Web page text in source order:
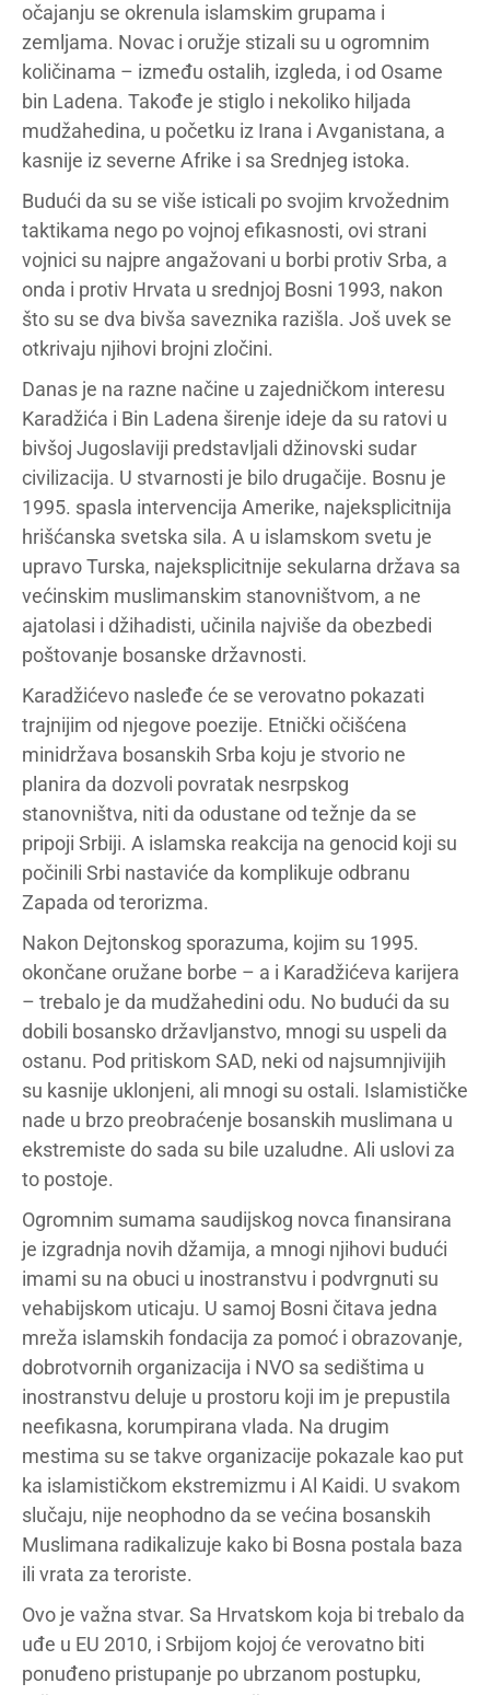
očajanju se okrenula islamskim grupama i
zemljama. Novac i oružje stizali su u ogromnim
količinama – između ostalih, izgleda, i od Osame
bin Ladena. Takođe je stiglo i nekoliko hiljada
mudžahedina, u početku iz Irana i Avganistana, a
kasnije iz severne Afrike i sa Srednjeg istoka.
Budući da su se više isticali po svojim krvožednim
taktikama nego po vojnoj efikasnosti, ovi strani
vojnici su najpre angažovani u borbi protiv Srba, a
onda i protiv Hrvata u srednjoj Bosni 1993, nakon
što su se dva bivša saveznika razišla. Još uvek se
otkrivaju njihovi brojni zločini.
Danas je na razne načine u zajedničkom interesu
Karadžića i Bin Ladena širenje ideje da su ratovi u
bivšoj Jugoslaviji predstavljali džinovski sudar
civilizacija. U stvarnosti je bilo drugačije. Bosnu je
1995. spasla intervencija Amerike, najeksplicitnija
hrišćanska svetska sila. A u islamskom svetu je
upravo Turska, najeksplicitnije sekularna država sa
većinskim muslimanskim stanovništvom, a ne
ajatolasi i džihadisti, učinila najviše da obezbedi
poštovanje bosanske državnosti.
Karadžićevo nasleđe će se verovatno pokazati
trajnijim od njegove poezije. Etnički očišćena
minidržava bosanskih Srba koju je stvorio ne
planira da dozvoli povratak nesrpskog
stanovništva, niti da odustane od težnje da se
pripoji Srbiji. A islamska reakcija na genocid koji su
počinili Srbi nastaviće da komplikuje odbranu
Zapada od terorizma.
Nakon Dejtonskog sporazuma, kojim su 1995.
okončane oružane borbe – a i Karadžićeva karijera
– trebalo je da mudžahedini odu. No budući da su
dobili bosansko državljanstvo, mnogi su uspeli da
ostanu. Pod pritiskom SAD, neki od najsumnjivijih
su kasnije uklonjeni, ali mnogi su ostali. Islamističke
nade u brzo preobraćenje bosanskih muslimana u
ekstremiste do sada su bile uzaludne. Ali uslovi za
to postoje.
Ogromnim sumama saudijskog novca finansirana
je izgradnja novih džamija, a mnogi njihovi budući
imami su na obuci u inostranstvu i podvrgnuti su
vehabijskom uticaju. U samoj Bosni čitava jedna
mreža islamskih fondacija za pomoć i obrazovanje,
dobrotvornih organizacija i NVO sa sedištima u
inostranstvu deluje u prostoru koji im je prepustila
neefikasna, korumpirana vlada. Na drugim
mestima su se takve organizacije pokazale kao put
ka islamističkom ekstremizmu i Al Kaidi. U svakom
slučaju, nije neophodno da se većina bosanskih
Muslimana radikalizuje kako bi Bosna postala baza
ili vrata za teroriste.
Ovo je važna stvar. Sa Hrvatskom koja bi trebalo da
uđe u EU 2010, i Srbijom kojoj će verovatno biti
ponuđeno pristupanje po ubrzanom postupku,